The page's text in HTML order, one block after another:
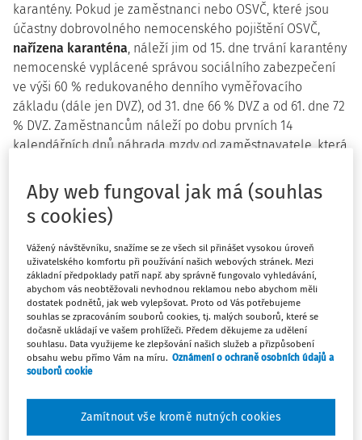
karantény. Pokud je zaměstnanci nebo OSVČ, které jsou
účastny dobrovolného nemocenského pojištění OSVČ,
nařízena karanténa, náleží jim od 15. dne trvání karantény
nemocenské vyplácené správou sociálního zabezpečení
ve výši 60 % redukovaného denního vyměřovacího
základu (dále jen DVZ), od 31. dne 66 % DVZ a od 61. dne 72
% DVZ. Zaměstnancům náleží po dobu prvních 14
kalendářních dnů náhrada mzdy od zaměstnavatele, která
plánované směny).
Ošetřovné po dobu mimořádných
opatření
Podmínky vzniku nároku na ošetřovné u žadatele
Rodič nebo jiná pečující osoba musí být jako zaměstnanec
účasten nemocenského pojištění. Pokud bude o dítě
pečovat někdo jiný než jeho rodič (např. babička, teta), je
podmínkou nároku, že s dítětem žije ve společné
v domácnosti v případě péče o dítě mladší 10 let nemusí
být splněna.
Aby web fungoval jak má (souhlas
s cookies)
Vážený návštěvníku, snažíme se ze všech sil přinášet vysokou úroveň
uživatelského komfortu při používání našich webových stránek. Mezi
základní předpoklady patří např. aby správně fungovalo vyhledávání,
abychom vás neobtěžovali nevhodnou reklamou nebo abychom měli
dostatek podnětů, jak web vylepšovat. Proto od Vás potřebujeme
souhlas se zpracováním souborů cookies, tj. malých souborů, které se
dočasně ukládají ve vašem prohlížeči. Předem děkujeme za udělení
souhlasu. Data využijeme ke zlepšování našich služeb a přizpůsobení
obsahu webu přímo Vám na míru. Oznámení o ochraně osobních údajů a
souborů cookie
Zamítnout vše kromě nutných cookies